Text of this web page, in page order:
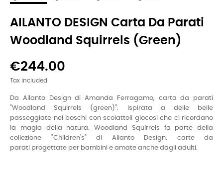
AILANTO DESIGN Carta Da Parati
Woodland Squirrels (green)
€244.00
Tax included
Da Ailanto Design di Amanda Ferragamo, carta da parati
"Woodland Squirrels (green)": ispirata a delle belle
passeggiate nei boschi con scoiattoli giocosi che ci ricordano
la magia della natura. Woodland Squirrels fa parte della
collezione "Children's" di Alianto Design: carte da
parati progettate per bambini e amate anche dagli adulti.